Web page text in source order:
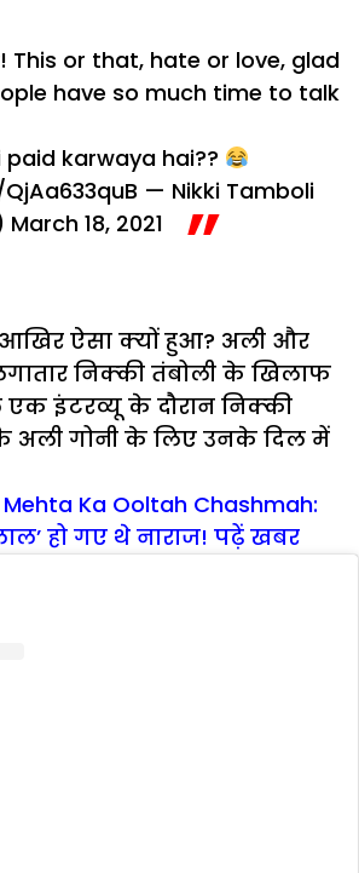
This or that, hate or love, glad
have so much time to talk
paid karwaya hai??
— Nikki Tamboli
March 18, 2021
ऐसा क्‍यों हुआ? अली और
निक्‍की तंबोली के खिलाफ
एक इंटरव्यू के दौरान निक्‍की
अली गोनी के लिए उनके दिल में
Ka Ooltah Chashmah:
हो गए थे नाराज! पढ़ें खबर